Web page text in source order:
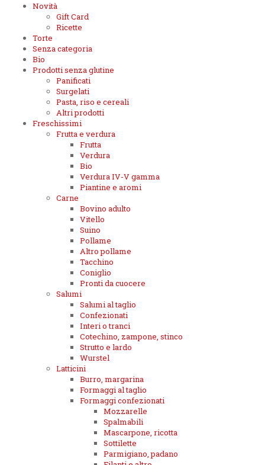
Novità
Gift Card
Ricette
Torte
Senza categoria
Bio
Prodotti senza glutine
Panificati
Surgelati
Pasta, riso e cereali
Altri prodotti
Freschissimi
Frutta e verdura
Frutta
Verdura
Bio
Verdura IV-V gamma
Piantine e aromi
Carne
Bovino adulto
Vitello
Suino
Pollame
Altro pollame
Tacchino
Coniglio
Pronti da cuocere
Salumi
Salumi al taglio
Confezionati
Interi o tranci
Cotechino, zampone, stinco
Strutto e lardo
Wurstel
Latticini
Burro, margarina
Formaggi al taglio
Formaggi confezionati
Mozzarelle
Spalmabili
Mascarpone, ricotta
Sottilette
Parmigiano, padano